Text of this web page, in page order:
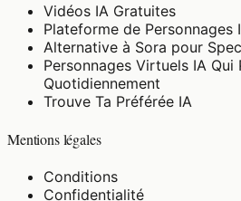
Vidéos IA Gratuites
Plateforme de Personnages
Alternative à Sora pour
Personnages Virtuels IA Qui
Quotidiennement
Trouve Ta Préférée IA
Mentions légales
Conditions
Confidentialité